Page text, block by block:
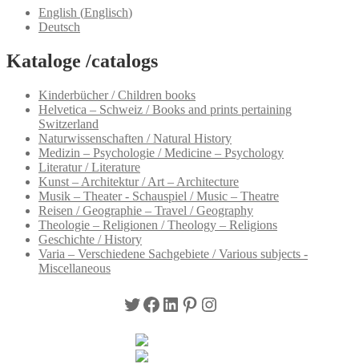
English (Englisch)
Deutsch
Kataloge /catalogs
Kinderbücher / Children books
Helvetica – Schweiz / Books and prints pertaining
Switzerland
Naturwissenschaften / Natural History
Medizin – Psychologie / Medicine – Psychology
Literatur / Literature
Kunst – Architektur / Art – Architecture
Musik – Theater - Schauspiel / Music – Theatre
Reisen / Geographie – Travel / Geography
Theologie – Religionen / Theology – Religions
Geschichte / History
Varia – Verschiedene Sachgebiete / Various subjects -
Miscellaneous
Twitter
Facebook
LinkedIn
Pinterest
Instagram